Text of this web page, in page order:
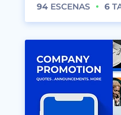
94 ESCENAS 6